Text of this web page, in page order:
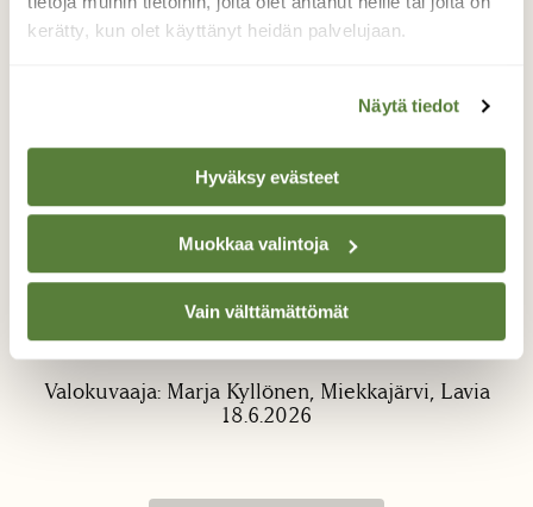
kerätty, kun olet käyttänyt heidän palvelujaan.
Näytä tiedot
Hyväksy evästeet
Muokkaa valintoja
Vain välttämättömät
Sudenmaitopisaroita
Korallinpunaiset pisarat kiinnittivät kävelyllä
huomioni. Seuraavana päivänä taika oli
rauennut ja pisarat olivat tummuneet
ruskeiksi.
Valokuvaaja: Marja Kyllönen, Miekkajärvi, Lavia
18.6.2026